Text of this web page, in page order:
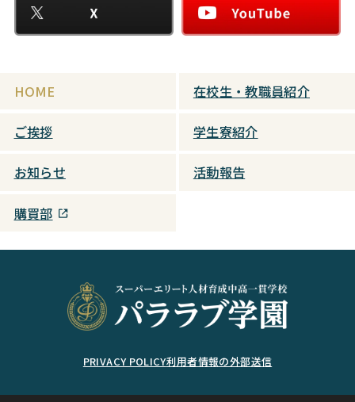
HOME 在校生・教職員紹介
ご挨拶 学生寮紹介
お知らせ 活動報告
購買部
PRIVACY POLICY利用者情報の外部送信